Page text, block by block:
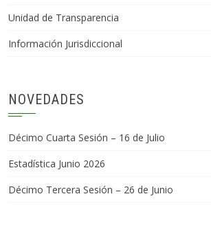
Unidad de Transparencia
Información Jurisdiccional
NOVEDADES
Décimo Cuarta Sesión – 16 de Julio
Estadística Junio 2026
Décimo Tercera Sesión – 26 de Junio